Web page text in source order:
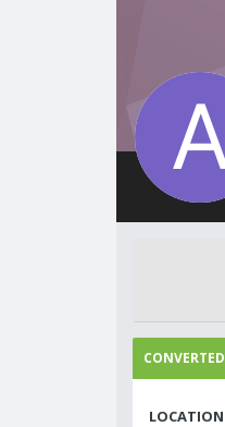
CONVERTED
LOCATION